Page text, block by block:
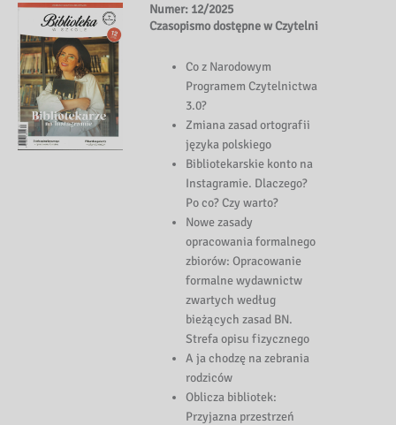
Numer: 12/2025
Czasopismo dostępne w Czytelni
Co z Narodowym
Programem Czytelnictwa
3.0?
Zmiana zasad ortografii
języka polskiego
Bibliotekarskie konto na
Instagramie. Dlaczego?
Po co? Czy warto?
Nowe zasady
opracowania formalnego
zbiorów: Opracowanie
formalne wydawnictw
zwartych według
bieżących zasad BN.
Strefa opisu fizycznego
A ja chodzę na zebrania
rodziców
Oblicza bibliotek:
Przyjazna przestrzeń